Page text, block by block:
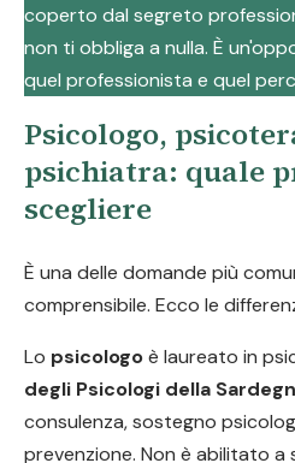
coperto dal segreto
non ti obbliga a nulla. È
quel professionista e quel
Psicologo,
psichiatra: quale
scegliere
È una delle domande più
comprensibile. Ecco le
Lo psicologoè laureato in
degli Psicologi della
consulenza, sostegno
prevenzione. Non è abilitato a